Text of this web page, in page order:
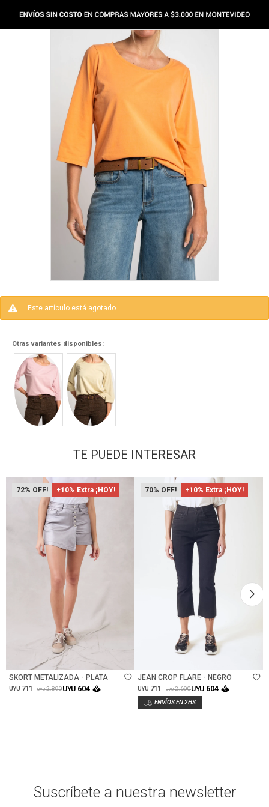
Este artículo está agotado.
Otras variantes disponibles:
TE PUEDE INTERESAR
72 +10% Extra ¡HOY!
SKORT METALIZADA - PLATA
UYU 711 UYU 2.890UYU 604
70 +10% Extra ¡HOY!
JEAN CROP FLARE - NEGRO
UYU 711 UYU 2.690UYU 604
Suscríbete a nuestra newsletter